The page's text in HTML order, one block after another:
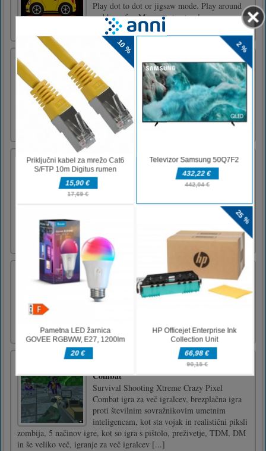
Play dot to dot or jigsaw mode. Play around
and have fun.Mouse or tap to play.
Geometry Fresh
Trenirajte svoje matematične sposobnosti! V
60 sekundah dajte čim več pravilnih
odgovorov. Postopkovno ustvarjanje situacij
igre Podprte so seštevanje, odštevanje in
množenje Neskončno predvajanjeDotaknite se
miške
Super Mario proti Wariu
Super Mario vs Wario je zabavna ugankarsko-
platformska igra, primerna za vse starosti.
toda zdaj je Wario močnejši kot prej. Lahko
končno premaga Maria? Vi kot Mario morate
teči čim hitreje in priti na cilj pred Wario.
Izogibajte se ovi [...]
Vsakodnevno Takuzu
Vsakodnevno nove uganke Takuzu v različnih
velikostih.
Survival Shooting Xtreme Crazy Pixel
Combat
Survival Shooting Xtreme Crazy Pixel
Combat igra za več igralcev, brezplačna igra
proti številnim sovražnikovim umetnim
inteligencam, kot sta vojak in realistični piksli
zombija, 5 načinov igre, kot so igra s pištolo, preživetje, TDM, DM
in še veliko več, igranje za več igralcev [...]